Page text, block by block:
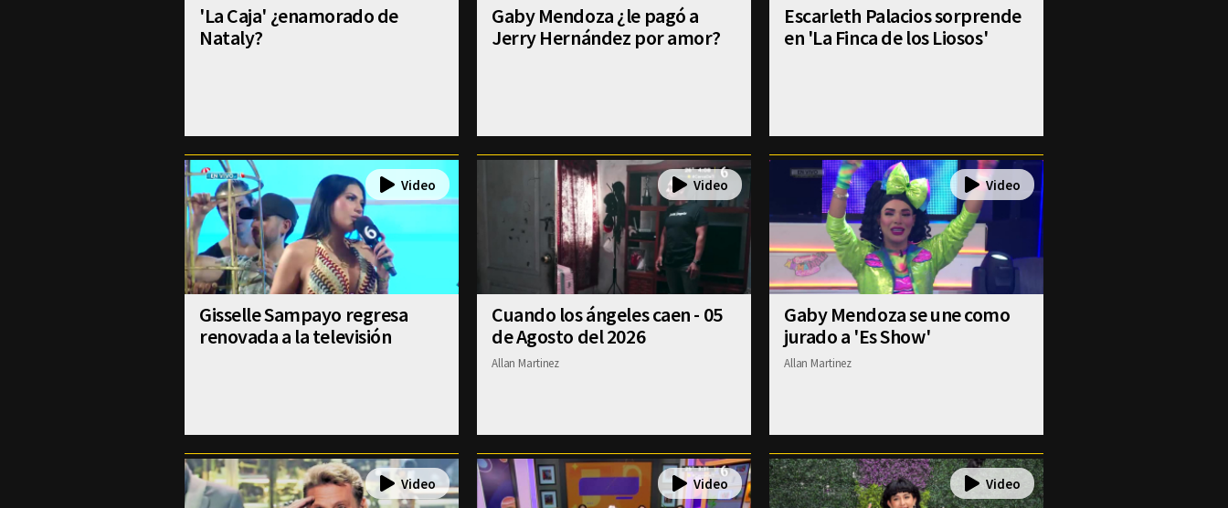
'La Caja' ¿enamorado de
Nataly?
Gaby Mendoza ¿le pagó a
Jerry Hernández por amor?
Escarleth Palacios sorprende
en 'La Finca de los Liosos'
Gisselle Sampayo regresa
renovada a la televisión
Cuando los ángeles caen - 05
de Agosto del 2026
Allan Martinez
Gaby Mendoza se une como
jurado a 'Es Show'
Allan Martinez